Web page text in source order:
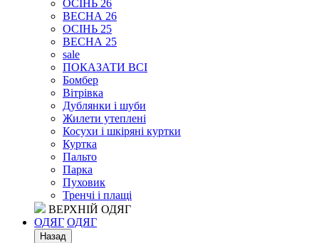
ОСІНЬ 26
ВЕСНА 26
ОСІНЬ 25
ВЕСНА 25
sale
ПОКАЗАТИ ВСІ
Бомбер
Вітрівка
Дублянки і шуби
Жилети утеплені
Косухи і шкіряні куртки
Куртка
Пальто
Парка
Пуховик
Тренчі і плащі
ВЕРХНІЙ ОДЯГ
ОДЯГ ОДЯГ
Назад